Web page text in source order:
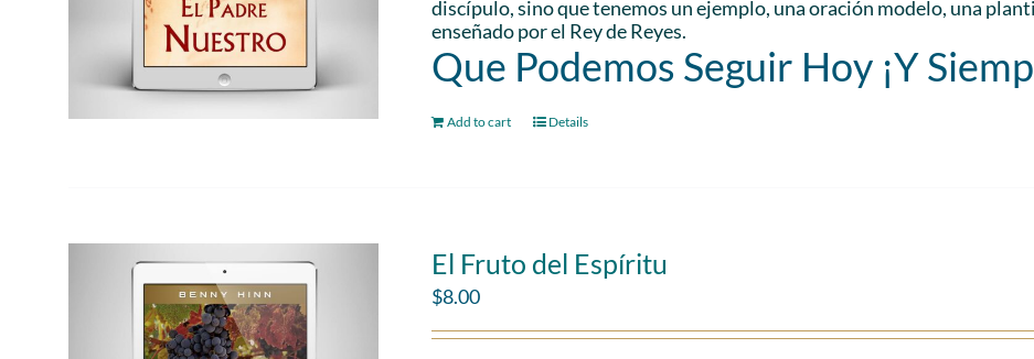
discípulo, sino que tenemos un ejemplo, una oración modelo, una
enseñado por el Rey de Reyes.
Que Podemos Seguir Hoy ¡Y
Add to cart Details
El Fruto del Espíritu
$8.00